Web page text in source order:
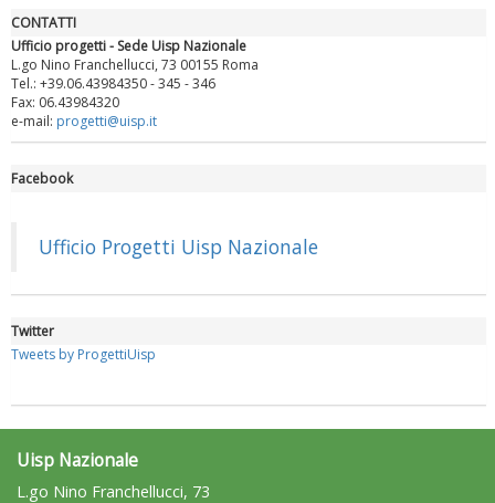
rivoluzioni"
CONTATTI
Ufficio progetti - Sede Uisp Nazionale
L.go Nino Franchellucci, 73 00155 Roma
Tel.: +39.06.43984350 - 345 - 346
Fax: 06.43984320
e-mail: progetti@uisp.it
Facebook
Ufficio Progetti Uisp Nazionale
Twitter
Tweets by ProgettiUisp
Uisp Nazionale
L.go Nino Franchellucci, 73